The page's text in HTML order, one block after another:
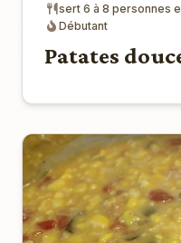
sert 6 à 8 personnes
Débutant
Patates